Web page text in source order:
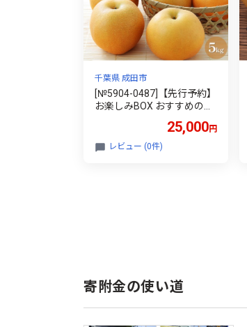
千葉県 成田市
[№5904-0487]【先行予約】
お楽しみBOX おすすめの梨
任せ セット 詰め合わせ 豊
水 秋月 かおり 新星 新高 甘
25,000円
レビュー (0件)
寄附金の使い道